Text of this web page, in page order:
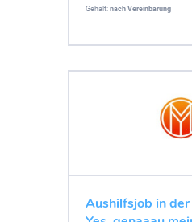
Gehalt: nach Vereinbarung
Aushilfsjob in